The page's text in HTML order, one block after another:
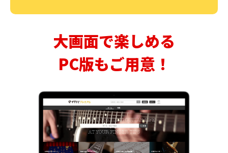
大画面で楽しめる
PC版もご用意！